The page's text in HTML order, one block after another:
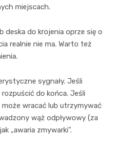
miejscach.
deska do krojenia oprze się o
realnie nie ma. Warto też
sygnały. Jeśli
do końca. Jeśli
wracać lub utrzymywać
wąż odpływowy (za
„awaria zmywarki”.